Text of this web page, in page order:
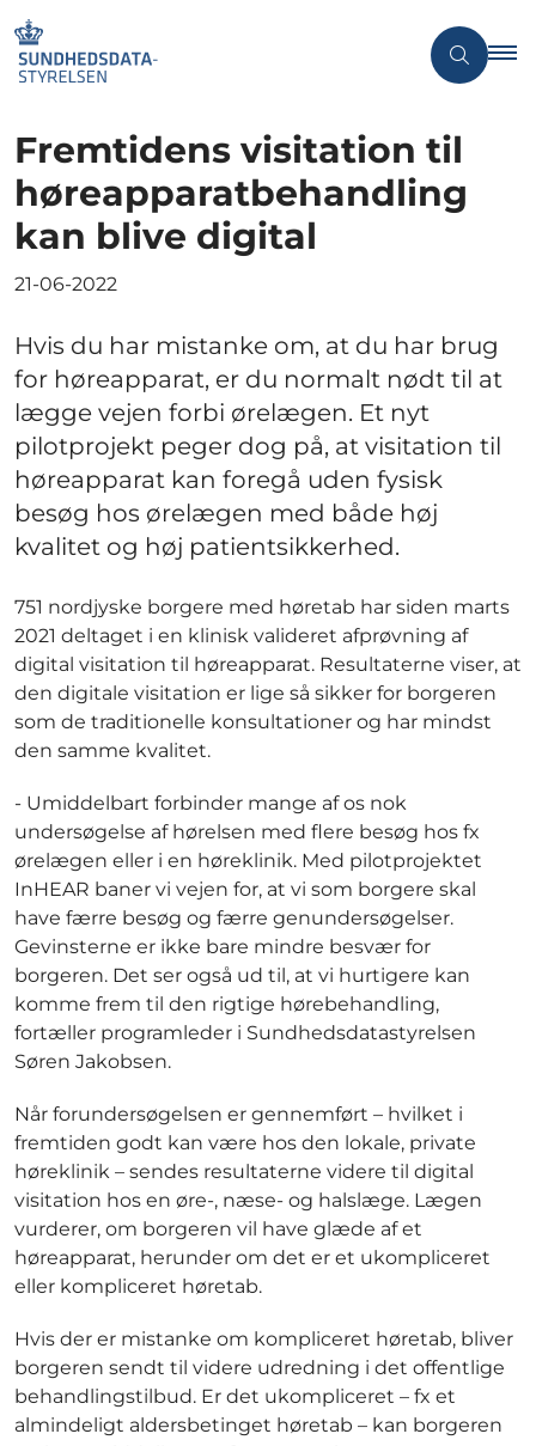
Fremtidens visitation til
høreapparatbehandling
kan blive digital
21-06-2022
Hvis du har mistanke om, at du har brug
for høreapparat, er du normalt nødt til at
lægge vejen forbi ørelægen. Et nyt
pilotprojekt peger dog på, at visitation til
høreapparat kan foregå uden fysisk
besøg hos ørelægen med både høj
kvalitet og høj patientsikkerhed.
751 nordjyske borgere med høretab har siden marts
2021 deltaget i en klinisk valideret afprøvning af
digital visitation til høreapparat. Resultaterne viser, at
den digitale visitation er lige så sikker for borgeren
som de traditionelle konsultationer og har mindst
den samme kvalitet.
- Umiddelbart forbinder mange af os nok
undersøgelse af hørelsen med flere besøg hos fx
ørelægen eller i en høreklinik. Med pilotprojektet
InHEAR baner vi vejen for, at vi som borgere skal
have færre besøg og færre genundersøgelser.
Gevinsterne er ikke bare mindre besvær for
borgeren. Det ser også ud til, at vi hurtigere kan
komme frem til den rigtige hørebehandling,
fortæller programleder i Sundhedsdatastyrelsen
Søren Jakobsen.
Når forundersøgelsen er gennemført – hvilket i
fremtiden godt kan være hos den lokale, private
høreklinik – sendes resultaterne videre til digital
visitation hos en øre-, næse- og halslæge. Lægen
vurderer, om borgeren vil have glæde af et
høreapparat, herunder om det er et ukompliceret
eller kompliceret høretab.
Hvis der er mistanke om kompliceret høretab, bliver
borgeren sendt til videre udredning i det offentlige
behandlingstilbud. Er det ukompliceret – fx et
almindeligt aldersbetinget høretab – kan borgeren